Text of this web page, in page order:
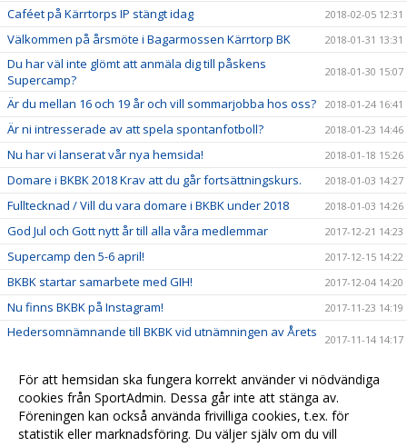
Caféet på Kärrtorps IP stängt idag 2018-02-05 12:31
Välkommen på årsmöte i Bagarmossen Kärrtorp BK 2018-01-31 13:31
Du har väl inte glömt att anmäla dig till påskens
Supercamp?
2018-01-30 15:07
Är du mellan 16 och 19 år och vill sommarjobba hos oss? 2018-01-24 16:41
Är ni intresserade av att spela spontanfotboll? 2018-01-23 14:46
Nu har vi lanserat vår nya hemsida! 2018-01-18 15:26
Domare i BKBK 2018 Krav att du går fortsättningskurs. 2018-01-03 14:27
Fulltecknad / Vill du vara domare i BKBK under 2018 2018-01-03 14:26
God Jul och Gott nytt år till alla våra medlemmar 2017-12-21 14:23
Supercamp den 5-6 april! 2017-12-15 14:22
BKBK startar samarbete med GIH! 2017-12-04 14:20
Nu finns BKBK på Instagram! 2017-11-23 14:19
Hedersomnämnande till BKBK vid utnämningen av Årets
2017-11-14 14:17
Ny stödlinje för idrottsledare 2017-11-14 14:15
Grattis vårt kära damlag till avancemanget! 2017-11-07 14:03
Träningscup i strålande höstsol 2017-10-26 15:11
För att hemsidan ska fungera korrekt använder vi nödvändiga
cookies från SportAdmin. Dessa går inte att stänga av.
Föreningen kan också använda frivilliga cookies, t.ex. för
statistik eller marknadsföring. Du väljer själv om du vill